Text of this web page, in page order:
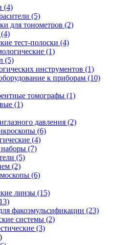
(4)
(5)
для тонометров (2)
тест-полоски (4)
(1)
(5)
инструментов (1)
к приборам (10)
томографы (1)
(1)
давления (2)
(6)
(4)
наборы (7)
(5)
(2)
(6)
линзы (15)
факоэмульсификации (23)
системы (2)
(3)